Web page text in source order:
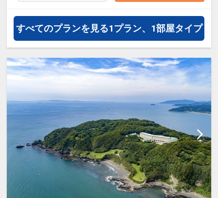
≪夕食バイキングメニュー≫
自席で焼きたて熱々が味わえる、さざえ
や帆立の海鮮網焼き
実演コーナーにて、揚げたて天ぷら！
ネタ乗っけ放題海鮮丼にお好み寿司
地元料理「なめろう」に新鮮なお刺身
料理長が腕を振るう温菜、冷菜
直営農園や提携農園直送の朝採れ野菜
デザート食べ放題！
定番の房総名物さざえカレー
●ご朝食 和洋バイキング
〇3Fレストランはまゆう 7：00～9：
00（最終入場8：30）
すべてのプランを見る1プラン、1部屋タイプ